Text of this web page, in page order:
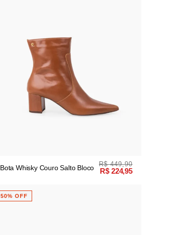
Bota Whisky Couro Salto Bloco R$ 449,90
R$ 224,95
50% OFF